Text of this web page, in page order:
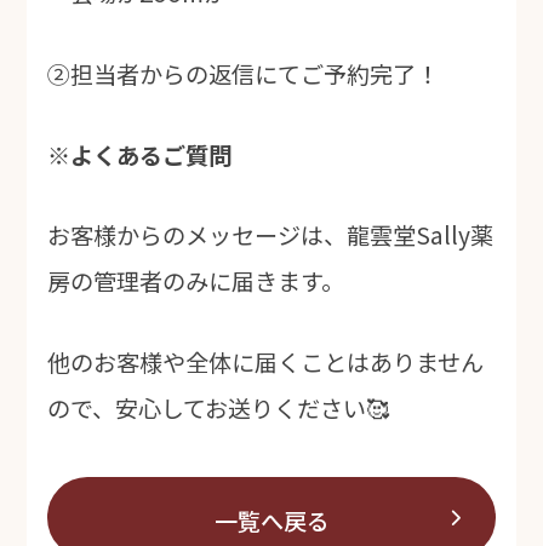
②担当者からの返信にてご予約完了！
※よくあるご質問
お客様からのメッセージは、龍雲堂Sally薬
房の管理者のみに届きます。
他のお客様や全体に届くことはありません
ので、安心してお送りください🥰
一覧へ戻る